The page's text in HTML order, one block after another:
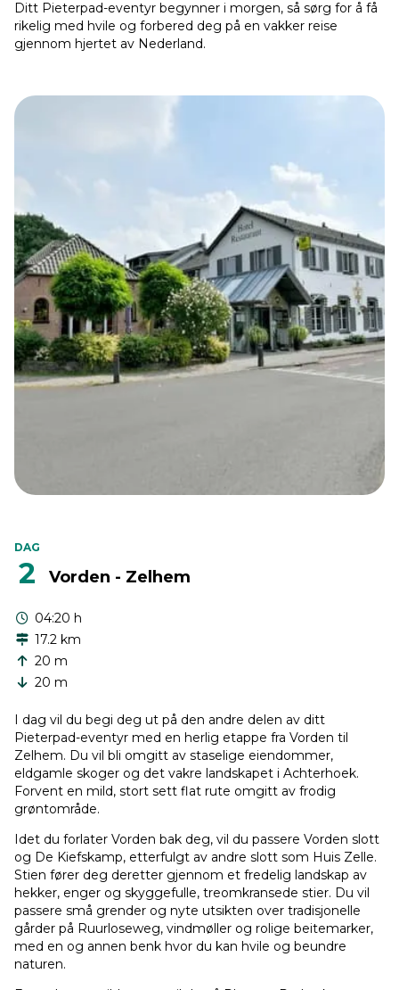
Ditt Pieterpad-eventyr begynner i morgen, så sørg for å få
rikelig med hvile og forbered deg på en vakker reise
gjennom hjertet av Nederland.
DAG
2 Vorden - Zelhem
04:20 h
17.2 km
20 m
20 m
I dag vil du begi deg ut på den andre delen av ditt
Pieterpad-eventyr med en herlig etappe fra Vorden til
Zelhem. Du vil bli omgitt av staselige eiendommer,
eldgamle skoger og det vakre landskapet i Achterhoek.
Forvent en mild, stort sett flat rute omgitt av frodig
grøntområde.
Idet du forlater Vorden bak deg, vil du passere Vorden slott
og De Kiefskamp, etterfulgt av andre slott som Huis Zelle.
Stien fører deg deretter gjennom et fredelig landskap av
hekker, enger og skyggefulle, treomkransede stier. Du vil
passere små grender og nyte utsikten over tradisjonelle
gårder på Ruurloseweg, vindmøller og rolige beitemarker,
med en og annen benk hvor du kan hvile og beundre
naturen.